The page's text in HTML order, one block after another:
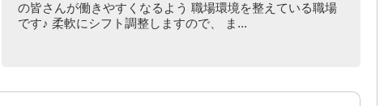
の皆さんが働きやすくなるよう 職場環境を整えている職場
です♪ 柔軟にシフト調整しますので、 ま...